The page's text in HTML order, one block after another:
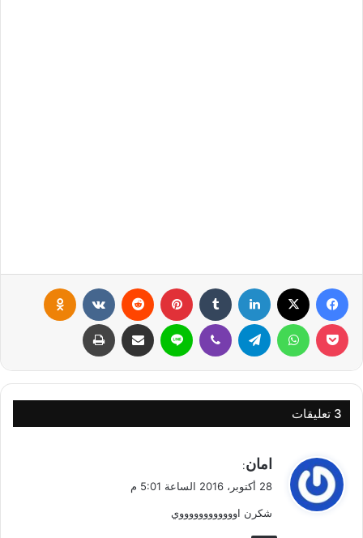
‫3 تعليقات
ي
ق
ل
امان:
28 أكتوبر، 2016 الساعة 5:01 م
شكرن اووووووووووووي